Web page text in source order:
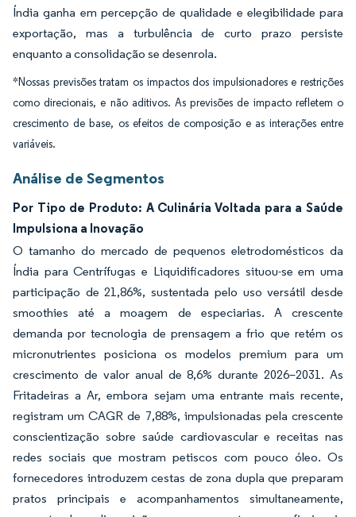
Índia ganha em percepção de qualidade e elegibilidade para
exportação, mas a turbulência de curto prazo persiste
enquanto a consolidação se desenrola.
*Nossas previsões tratam os impactos dos impulsionadores e restrições
como direcionais, e não aditivos. As previsões de impacto refletem o
crescimento de base, os efeitos de composição e as interações entre
variáveis.
Análise de Segmentos
Por Tipo de Produto: A Culinária Voltada para a Saúde
Impulsiona a Inovação
O tamanho do mercado de pequenos eletrodomésticos da
Índia para Centrífugas e Liquidificadores situou-se em uma
participação de 21,86%, sustentada pelo uso versátil desde
smoothies até a moagem de especiarias. A crescente
demanda por tecnologia de prensagem a frio que retém os
micronutrientes posiciona os modelos premium para um
crescimento de valor anual de 8,6% durante 2026–2031. As
Fritadeiras a Ar, embora sejam uma entrante mais recente,
registram um CAGR de 7,88%, impulsionadas pela crescente
conscientização sobre saúde cardiovascular e receitas nas
redes sociais que mostram petiscos com pouco óleo. Os
fornecedores introduzem cestas de zona dupla que preparam
pratos principais e acompanhamentos simultaneamente,